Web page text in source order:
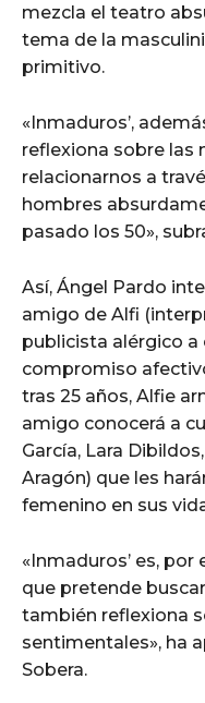
mezcla el teatro
tema de la
primitivo.
«Inmaduros’,
reflexiona sobre las
relacionarnos a
hombres
pasado los 50»,
Así, Ángel Pardo
amigo de Alfi
publicista alérgico
compromiso
tras 25 años, Alfie
amigo conocerá a
García, Lara
Aragón) que les
femenino en sus
«Inmaduros’ es,
que pretende
también reflexiona
sentimentales», ha
Sobera.